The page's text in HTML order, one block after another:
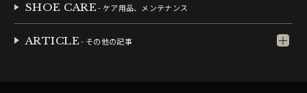
SHOE CARE- ケア用品、メンテナンス
ARTICLE- その他の記事